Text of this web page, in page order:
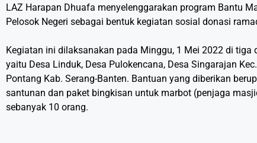
LAZ Harapan Dhuafa menyelenggarakan program Bantu
Pelosok Negeri sebagai bentuk kegiatan sosial donasi
Kegiatan ini dilaksanakan pada Minggu, 1 Mei 2022 di tiga
yaitu Desa Linduk, Desa Pulokencana, Desa Singarajan Kec.
Pontang Kab. Serang-Banten. Bantuan yang diberikan
santunan dan paket bingkisan untuk marbot (penjaga
sebanyak 10 orang.